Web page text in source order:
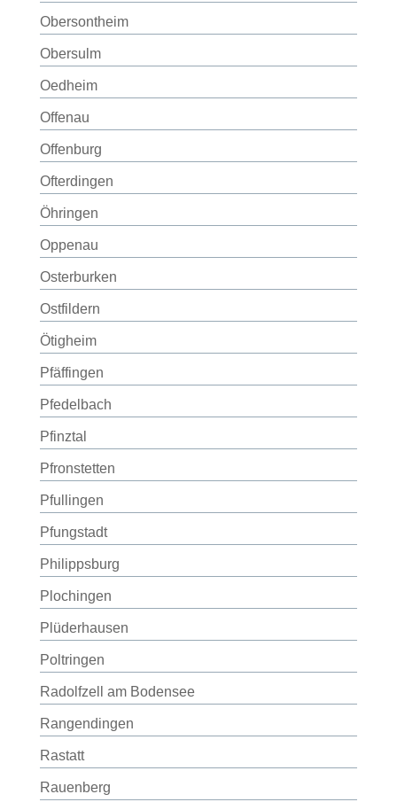
Obersontheim
Obersulm
Oedheim
Offenau
Offenburg
Ofterdingen
Öhringen
Oppenau
Osterburken
Ostfildern
Ötigheim
Pfäffingen
Pfedelbach
Pfinztal
Pfronstetten
Pfullingen
Pfungstadt
Philippsburg
Plochingen
Plüderhausen
Poltringen
Radolfzell am Bodensee
Rangendingen
Rastatt
Rauenberg